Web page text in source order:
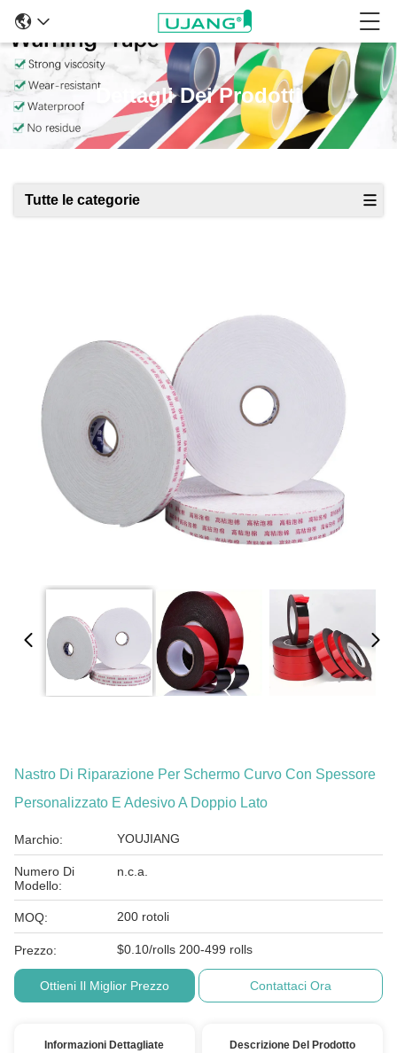
Dettagli Dei Prodotti
Tutte le categorie
Nastro Di Riparazione Per Schermo Curvo Con Spessore
Personalizzato E Adesivo A Doppio Lato
Marchio: YOUJIANG
Numero Di
Modello:
n.c.a.
MOQ: 200 rotoli
Prezzo: $0.10/rolls 200-499 rolls
Ottieni Il Miglior Prezzo Contattaci Ora
Informazioni Dettagliate Descrizione Del Prodotto